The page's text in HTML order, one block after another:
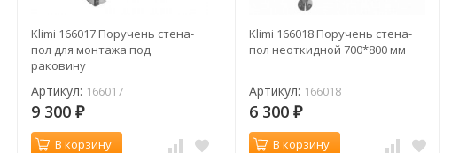
Klimi 166017 Поручень стена-
пол для монтажа под
раковину
Артикул: 166017
9 300₽
В корзину
Klimi 166018 Поручень стена-
пол неоткидной 700*800 мм
Артикул: 166018
6 300 ₽
В корзину